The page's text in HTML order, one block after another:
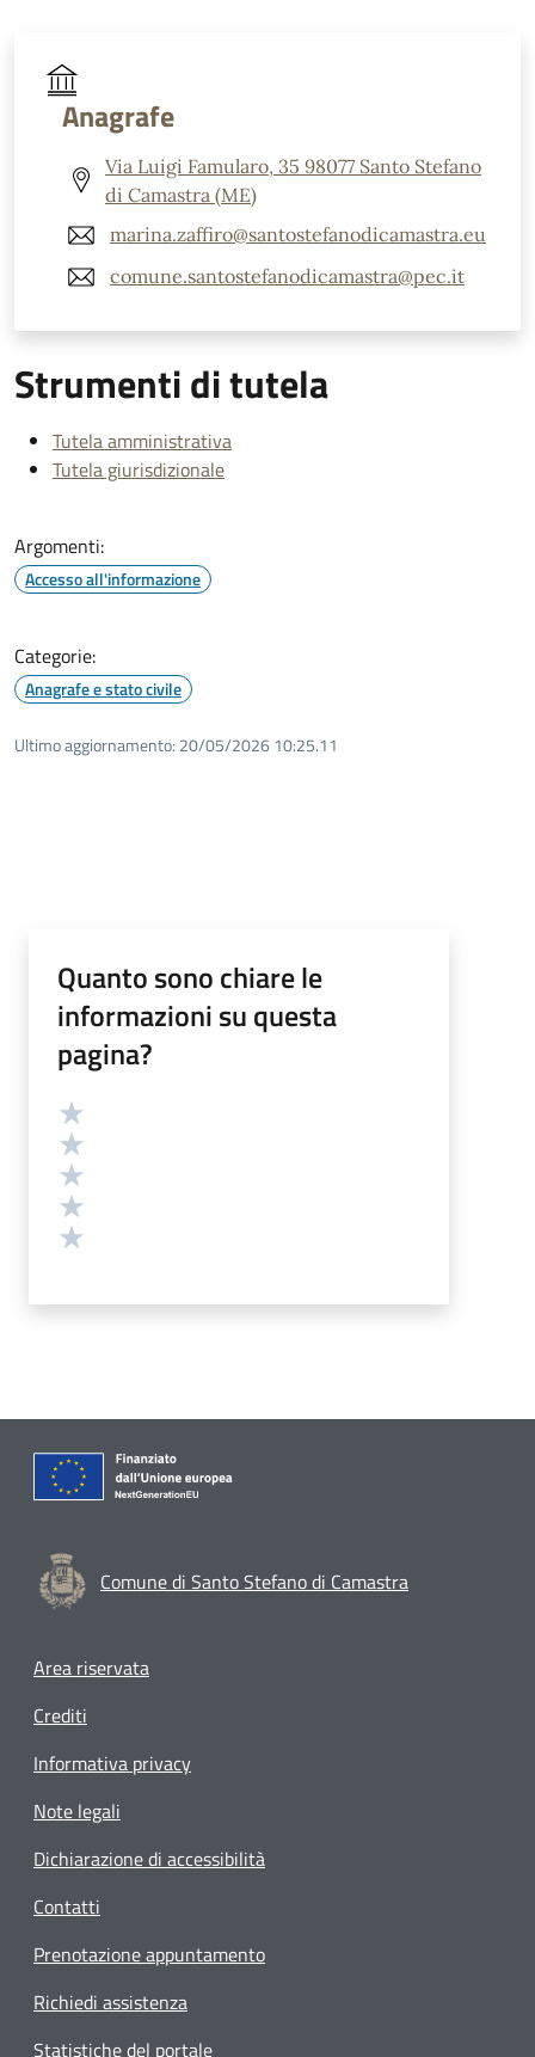
Anagrafe
Via Luigi Famularo, 35 98077 Santo Stefano
di Camastra (ME)
marina.zaffiro@santostefanodicamastra.eu
comune.santostefanodicamastra@pec.it
Strumenti di tutela
Tutela amministrativa
Tutela giurisdizionale
Argomenti:
Accesso all'informazione
Categorie:
Anagrafe e stato civile
Ultimo aggiornamento: 20/05/2026 10:25.11
Quanto sono chiare le
informazioni su questa
pagina?
Valutazione
Comune di Santo Stefano di Camastra
Footer menu
Area riservata
Crediti
Informativa privacy
Note legali
Dichiarazione di accessibilità
Contatti
Prenotazione appuntamento
Richiedi assistenza
Statistiche del portale